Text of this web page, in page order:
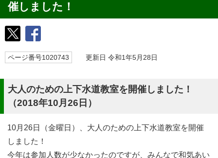
催しました！
ページ番号1020743 更新日 令和1年5月28日
大人のための上下水道教室を開催しました！
（2018年10月26日）
10月26日（金曜日）、大人のための上下水道教室を開催
しました！
今年は参加人数が少なかったのですが、みんなで和気あい